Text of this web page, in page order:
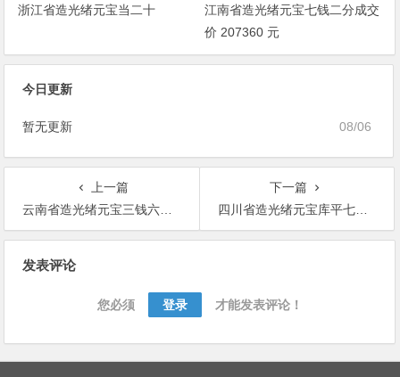
浙江省造光绪元宝当二十
江南省造光绪元宝七钱二分成交
价 207360 元
今日更新
08/06
暂无更新
上一篇
云南省造光绪元宝三钱六分困龙成交价格
下一篇
四川省造光绪元宝库平七钱二分(罐宝楷书体)
发表评论
您必须 登录 才能发表评论！